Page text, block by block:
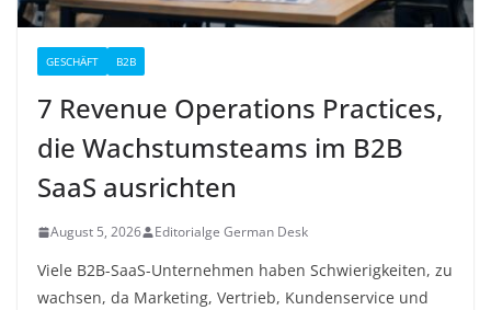
GESCHÄFT B2B
7 Revenue Operations Practices,
die Wachstumsteams im B2B
SaaS ausrichten
August 5, 2026 Editorialge German Desk
Viele B2B-SaaS-Unternehmen haben Schwierigkeiten, zu
wachsen, da Marketing, Vertrieb, Kundenservice und